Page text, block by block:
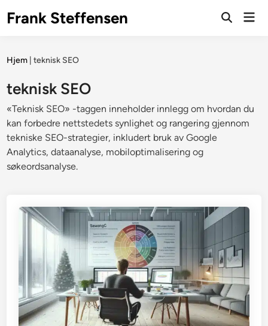
toFrank Steffensen
Open
Hjem |teknisk SEO
teknisk SEO
«Teknisk SEO» -taggen inneholder innlegg om hvordan du
kan forbedre nettstedets synlighet og rangering gjennom
tekniske SEO-strategier, inkludert bruk av Google
Analytics, dataanalyse, mobiloptimalisering og
søkeordsanalyse.